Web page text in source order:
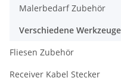
Malerbedarf Zubehör
Verschiedene Werkzeuge
Fliesen Zubehör
Receiver Kabel Stecker